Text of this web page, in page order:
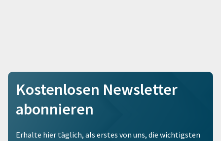
Kostenlosen Newsletter
abonnieren
Erhalte hier täglich, als erstes von uns, die wichtigsten